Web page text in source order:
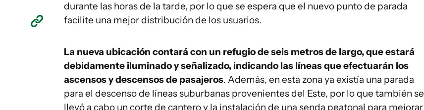
durante las horas de la tarde, por lo que se espera que el nuevo punto de parada
facilite una mejor distribución de los usuarios.
La nueva ubicación contará con un refugio de seis metros de largo, que estará
debidamente iluminado y señalizado, indicando las líneas que efectuarán los
ascensos y descensos de pasajeros. Además, en esta zona ya existía una parada
para el descenso de líneas suburbanas provenientes del Este, por lo que también se
llevó a cabo un corte de cantero y la instalación de una senda peatonal para mejorar